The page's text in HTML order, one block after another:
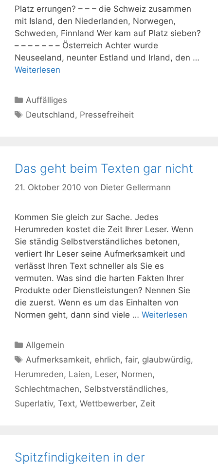
Platz errungen? – – – die Schweiz zusammen
mit Island, den Niederlanden, Norwegen,
Schweden, Finnland Wer kam auf Platz sieben?
– – – – – – – Österreich Achter wurde
Neuseeland, neunter Estland und Irland, den …
Weiterlesen
Kategorien
Auffälliges
Schlagwörter
Deutschland, Pressefreiheit
Das geht beim Texten gar nicht
21. Oktober 2010 von Dieter Gellermann
Kommen Sie gleich zur Sache. Jedes
Herumreden kostet die Zeit Ihrer Leser. Wenn
Sie ständig Selbstverständliches betonen,
verliert Ihr Leser seine Aufmerksamkeit und
verlässt Ihren Text schneller als Sie es
vermuten. Was sind die harten Fakten Ihrer
Produkte oder Dienstleistungen? Nennen Sie
die zuerst. Wenn es um das Einhalten von
Normen geht, dann sind viele … Weiterlesen
Kategorien
Allgemein
Schlagwörter
Aufmerksamkeit, ehrlich,fair, glaubwürdig,
Herumreden, Laien, Leser, Normen,
Schlechtmachen, Selbstverständliches,
Superlativ, Text, Wettbewerber, Zeit
Spitzfindigkeiten in der